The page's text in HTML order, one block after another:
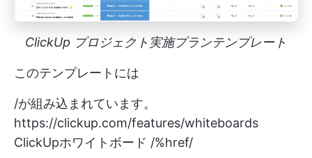
ClickUp プロジェクト実施プランテンプレート
このテンプレートには
/が組み込まれています。
https://clickup.com/features/whiteboards
ClickUpホワイトボード /%href/